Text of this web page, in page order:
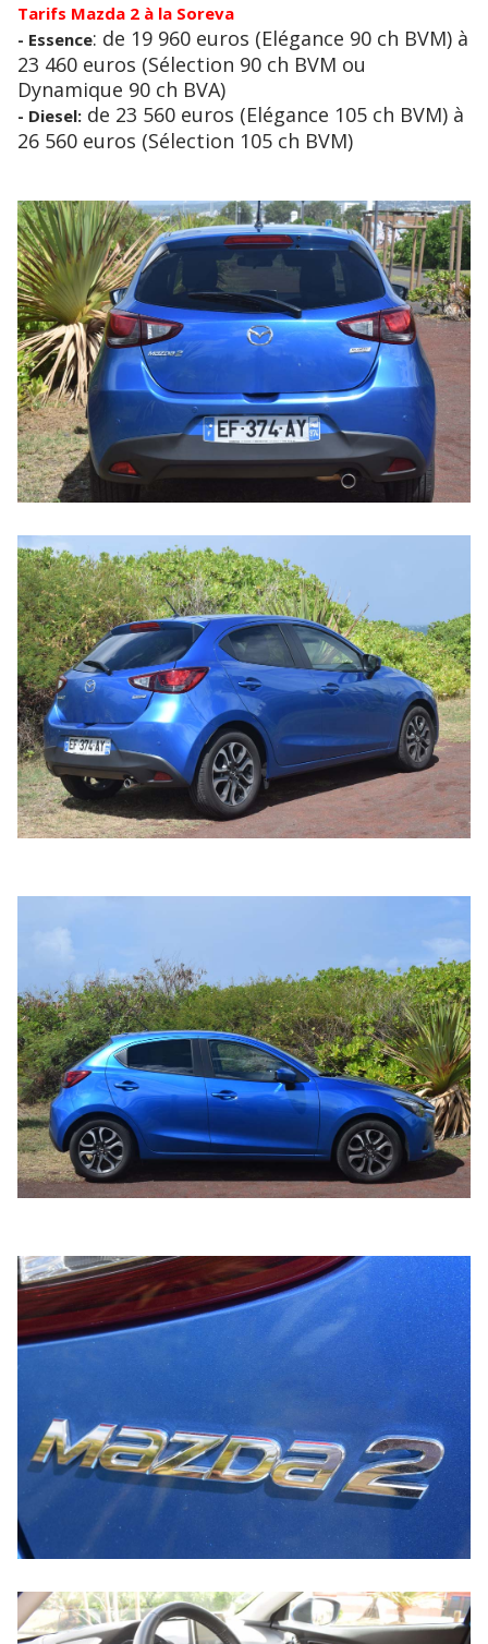
Tarifs Mazda 2 à la Soreva
- Essence: de 19 960 euros (Elégance 90 ch BVM) à
23 460 euros (Sélection 90 ch BVM ou
Dynamique 90 ch BVA)
- Diesel: de 23 560 euros (Elégance 105 ch BVM) à
26 560 euros (Sélection 105 ch BVM)